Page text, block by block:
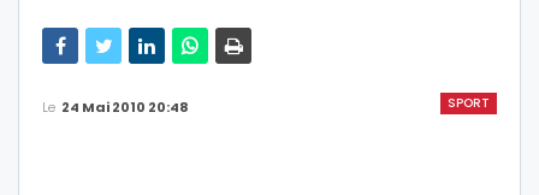
SPORT
Le 24 Mai 2010 20:48